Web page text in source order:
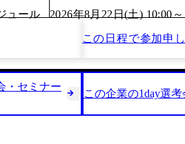
ュール
2026年8月22日(土) 10:00～
この日程で参加申
・セミナー
この企業の1day選